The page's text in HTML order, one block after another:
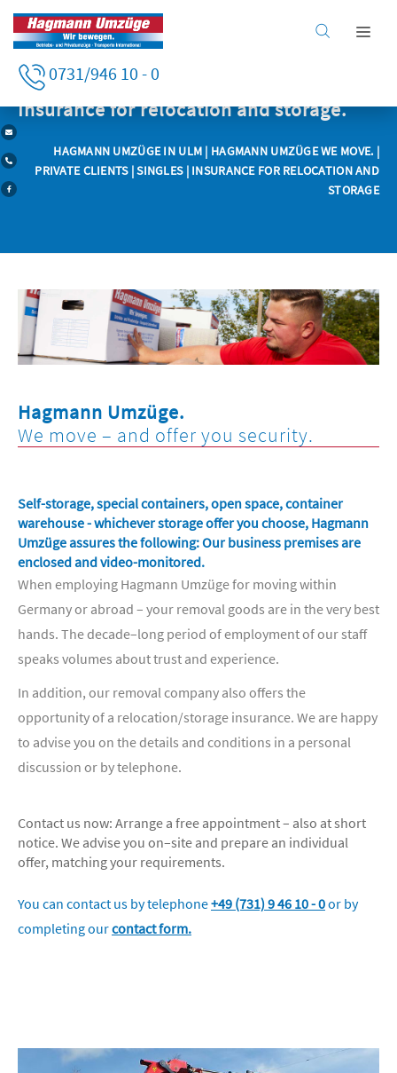
0731/946 10 - 0
Home
Services
Private clients
Insurance for relocation and storage.
HAGMANN UMZÜGE IN ULM | HAGMANN UMZÜGE WE MOVE. |
PRIVATE CLIENTS| SINGLES | INSURANCE FOR RELOCATION AND
STORAGE
Hagmann Umzüge.
We move – and offer you security.
Self-storage, special containers, open space, container
warehouse - whichever storage offer you choose, Hagmann
Umzüge assures the following: Our business premises are
enclosed and video-monitored.
When employing Hagmann Umzüge for moving within
Germany or abroad – your removal goods are in the very best
hands. The decade–long period of employment of our staff
speaks volumes about trust and experience.
In addition, our removal company also offers the
opportunity of a relocation/storage insurance. We are happy
to advise you on the details and conditions in a personal
discussion or by telephone.
Contact us now: Arrange a free appointment – also at short
notice. We advise you on–site and prepare an individual
offer, matching your requirements.
You can contact us by telephone+49 (731) 9 46 10 - 0or by
completing ourcontact form.